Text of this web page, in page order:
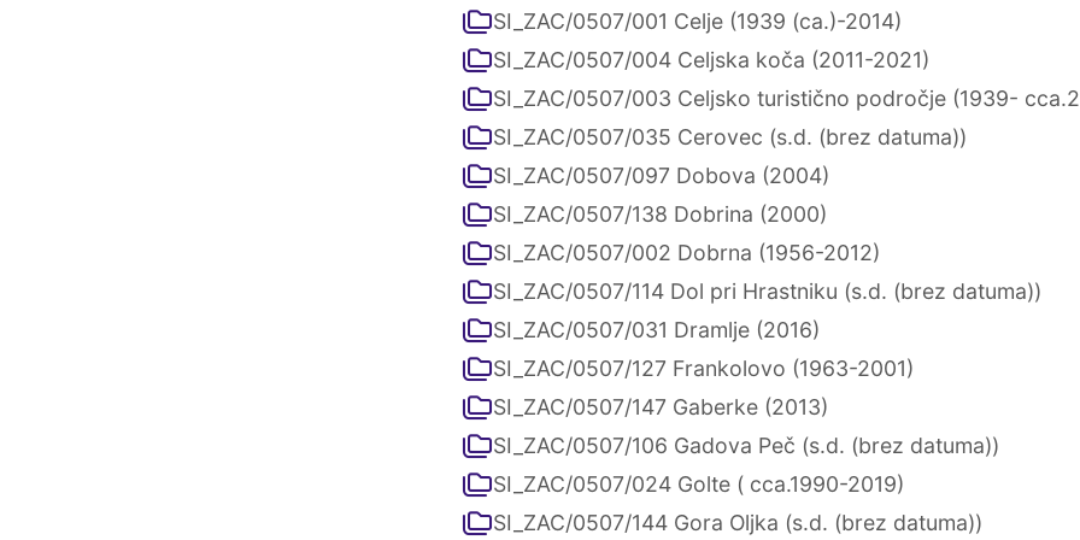
SI_ZAC/0507/001 Celje (1939 (ca.)-2014)
SI_ZAC/0507/004 Celjska koča (2011-2021)
SI_ZAC/0507/003 Celjsko turistično področje (1939-
SI_ZAC/0507/035 Cerovec (s.d. (brez datuma))
SI_ZAC/0507/097 Dobova (2004)
SI_ZAC/0507/138 Dobrina (2000)
SI_ZAC/0507/002 Dobrna (1956-2012)
SI_ZAC/0507/114 Dol pri Hrastniku (s.d. (brez datuma))
SI_ZAC/0507/031 Dramlje (2016)
SI_ZAC/0507/127 Frankolovo (1963-2001)
SI_ZAC/0507/147 Gaberke (2013)
SI_ZAC/0507/106 Gadova Peč (s.d. (brez datuma))
SI_ZAC/0507/024 Golte ( cca.1990-2019)
SI_ZAC/0507/144 Gora Oljka (s.d. (brez datuma))